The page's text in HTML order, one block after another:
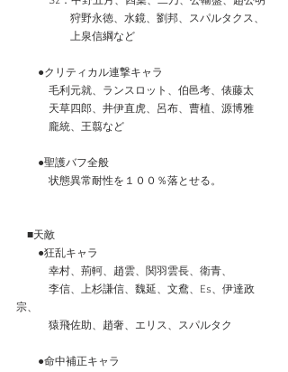
狩野永徳、水鏡、劉邦、スパルタクス、
上泉信綱など
●クリティカル連撃キャラ
毛利元就、ランスロット、伯邑考、俵藤太
天草四郎、井伊直虎、呂布、曹植、源博雅
龐統、王翦など
●聖護バフ全般
状態異常耐性を１００％落とせる。
■天敵
●狂乱キャラ
幸村、荊軻、趙雲、関羽雲長、衛青、
李信、上杉謙信、魏延、文鴦、Es、伊達政
宗、
猿飛佐助、趙奢、エリス、スパルタク
●命中補正キャラ